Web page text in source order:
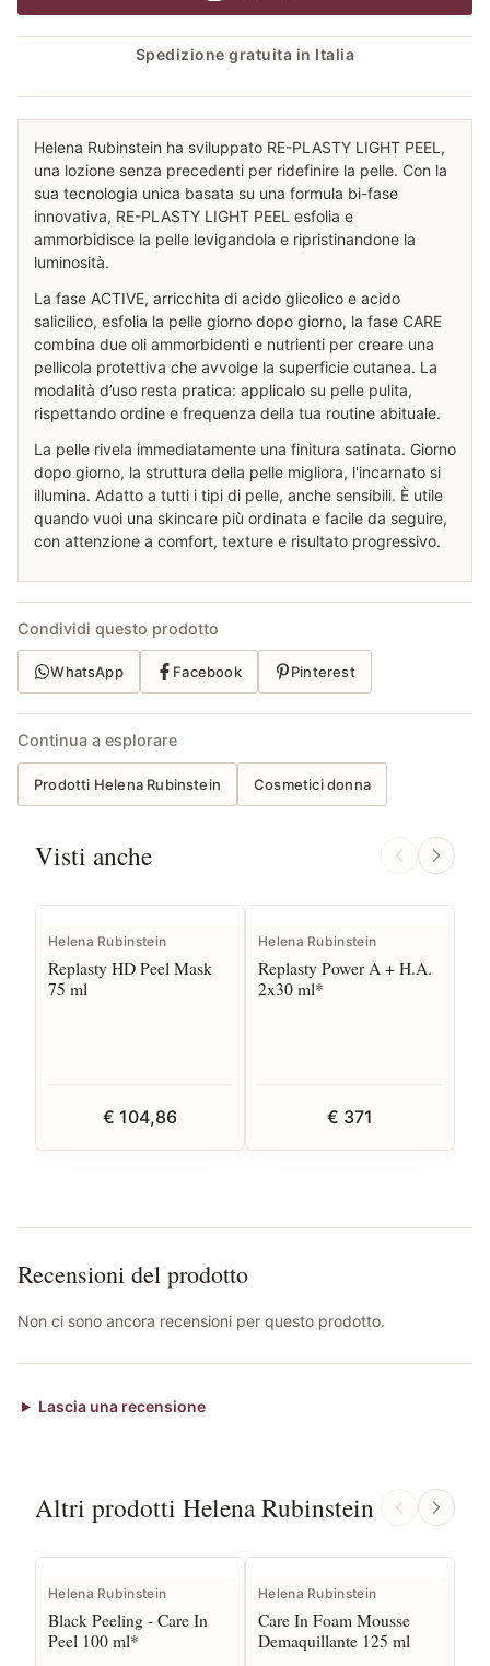
Spedizione gratuita in Italia
Helena Rubinstein ha sviluppato RE-PLASTY LIGHT PEEL,
una lozione senza precedenti per ridefinire la pelle. Con la
sua tecnologia unica basata su una formula bi-fase
innovativa, RE-PLASTY LIGHT PEEL esfolia e
ammorbidisce la pelle levigandola e ripristinandone la
luminosità.
La fase ACTIVE, arricchita di acido glicolico e acido
salicilico, esfolia la pelle giorno dopo giorno, la fase CARE
combina due oli ammorbidenti e nutrienti per creare una
pellicola protettiva che avvolge la superficie cutanea. La
modalità d’uso resta pratica: applicalo su pelle pulita,
rispettando ordine e frequenza della tua routine abituale.
La pelle rivela immediatamente una finitura satinata. Giorno
dopo giorno, la struttura della pelle migliora, l'incarnato si
illumina. Adatto a tutti i tipi di pelle, anche sensibili. È utile
quando vuoi una skincare più ordinata e facile da seguire,
con attenzione a comfort, texture e risultato progressivo.
Condividi questo prodotto
WhatsApp Facebook Pinterest
Continua a esplorare
Prodotti Helena Rubinstein Cosmetici donna
Visti anche
Helena Rubinstein
Replasty HD Peel Mask
75 ml
€ 104,86
Helena Rubinstein
Replasty Power A + H.A.
2x30 ml*
€ 371
Recensioni del prodotto
Non ci sono ancora recensioni per questo prodotto.
Lascia una recensione
Altri prodotti Helena Rubinstein
Helena Rubinstein
Black Peeling - Care In
Peel 100 ml*
Helena Rubinstein
Care In Foam Mousse
Demaquillante 125 ml